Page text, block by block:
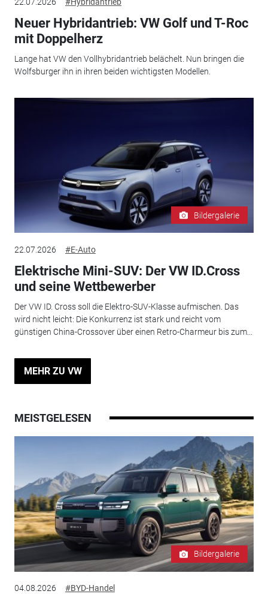
Neuer Hybridantrieb: VW Golf und T-Roc
mit Doppelherz
Lange hat VW den Vollhybridantrieb belächelt. Nun bringen die
Wolfsburger ihn in ihren beiden wichtigsten Modellen.
Bildergalerie
22.07.2026 #E-Auto
Elektrische Mini-SUV: Der VW ID.Cross
und seine Wettbewerber
Der VW ID. Cross soll die Elektro-SUV-Klasse aufmischen. Das
wird nicht leicht: Die Konkurrenz ist stark und reicht vom
günstigen China-Crossover über einen Retro-Charmeur bis zum...
MEHR ZU VW
MEISTGELESEN
Bildergalerie
04.08.2026 #BYD-Handel